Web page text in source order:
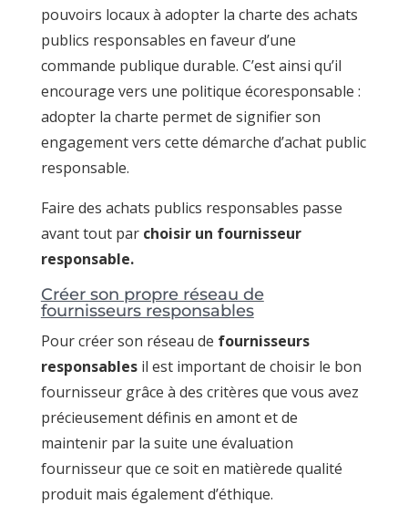
pouvoirs locaux à adopter la charte des achats
publics responsables en faveur d’une
commande publique durable. C’est ainsi qu’il
encourage vers une politique écoresponsable :
adopter la charte permet de signifier son
engagement vers cette démarche d’achat public
responsable.
Faire des achats publics responsables passe
avant tout par choisir un fournisseur
responsable.
Créer son propre réseau de
fournisseurs responsables
Pour créer son réseau de fournisseurs
responsablesil est important de choisir le bon
fournisseur grâce à des critères que vous avez
précieusement définis en amont et de
maintenir par la suite une évaluation
fournisseur que ce soit en matièrede qualité
produit mais également d’éthique.